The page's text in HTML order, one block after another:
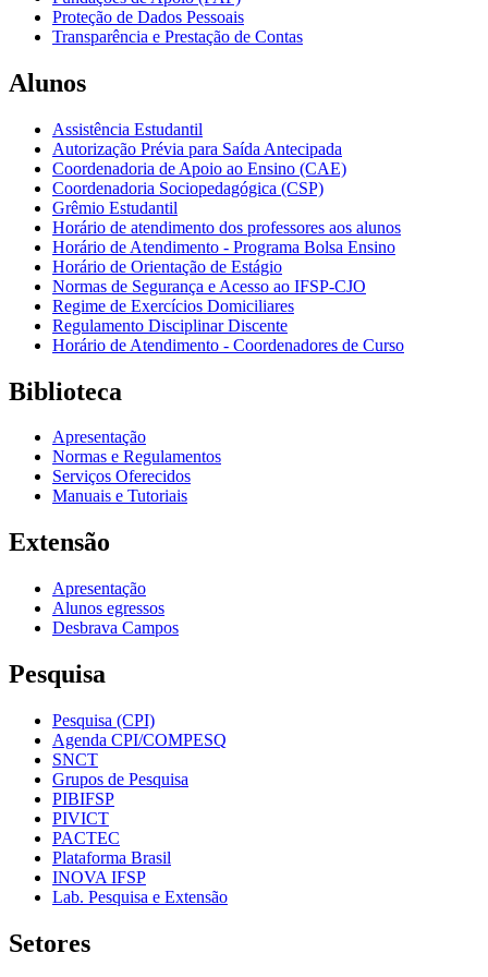
Proteção de Dados Pessoais
Transparência e Prestação de Contas
Alunos
Assistência Estudantil
Autorização Prévia para Saída Antecipada
Coordenadoria de Apoio ao Ensino (CAE)
Coordenadoria Sociopedagógica (CSP)
Grêmio Estudantil
Horário de atendimento dos professores aos alunos
Horário de Atendimento - Programa Bolsa Ensino
Horário de Orientação de Estágio
Normas de Segurança e Acesso ao IFSP-CJO
Regime de Exercícios Domiciliares
Regulamento Disciplinar Discente
Horário de Atendimento - Coordenadores de Curso
Biblioteca
Apresentação
Normas e Regulamentos
Serviços Oferecidos
Manuais e Tutoriais
Extensão
Apresentação
Alunos egressos
Desbrava Campos
Pesquisa
Pesquisa (CPI)
Agenda CPI/COMPESQ
SNCT
Grupos de Pesquisa
PIBIFSP
PIVICT
PACTEC
Plataforma Brasil
INOVA IFSP
Lab. Pesquisa e Extensão
Setores